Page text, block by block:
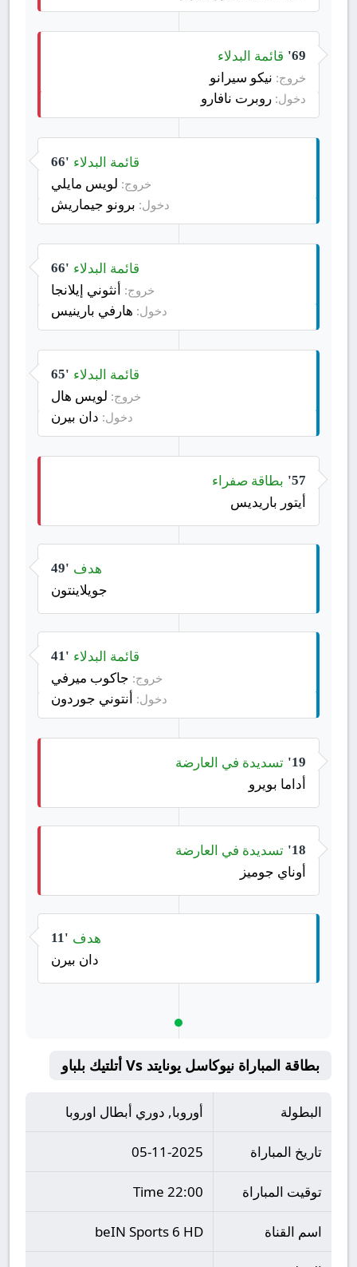
69' قائمة البدلاء
خروج: نيكو سيرانو
دخول: روبرت نافارو
66' قائمة البدلاء
خروج: لويس مايلي
دخول: برونو جيماريش
66' قائمة البدلاء
خروج: أنثوني إيلانجا
دخول: هارفي بارينيس
65' قائمة البدلاء
خروج: لويس هال
دخول: دان بيرن
57' بطاقة صفراء
أيتور باريديس
49' هدف
جويلاينتون
41' قائمة البدلاء
خروج: جاكوب ميرفي
دخول: أنتوني جوردون
19' تسديدة في العارضة
أداما بويرو
18' تسديدة في العارضة
أوناي جوميز
11' هدف
دان بيرن
بطاقة المباراة نيوكاسل يونايتد Vs أتلتيك بلباو
البطولة أوروبا, دوري أبطال اوروبا
تاريخ المباراة 05-11-2025
توقيت المباراة 22:00 Time
اسم القناة beIN Sports 6 HD